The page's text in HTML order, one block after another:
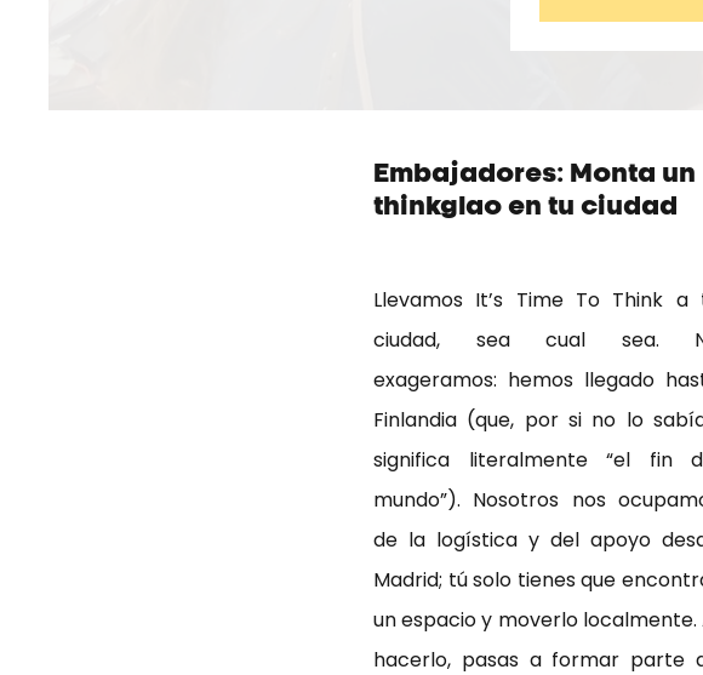
Embajadores: Monta un
thinkglao en tu ciudad
Llevamos It’s Time To Think a
ciudad, sea cual sea.
exageramos: hemos llegado
Finlandia (que, por si no lo
significa literalmente “el fin
mundo”). Nosotros nos
de la logística y del apoyo
Madrid; tú solo tienes que
un espacio y moverlo localmente.
hacerlo, pasas a formar parte